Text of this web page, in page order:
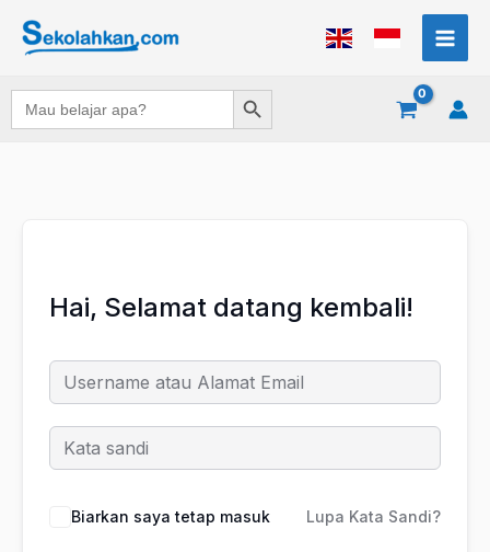
Search
for:
Search Button
Hai, Selamat datang kembali!
Biarkan saya tetap masuk Lupa Kata Sandi?